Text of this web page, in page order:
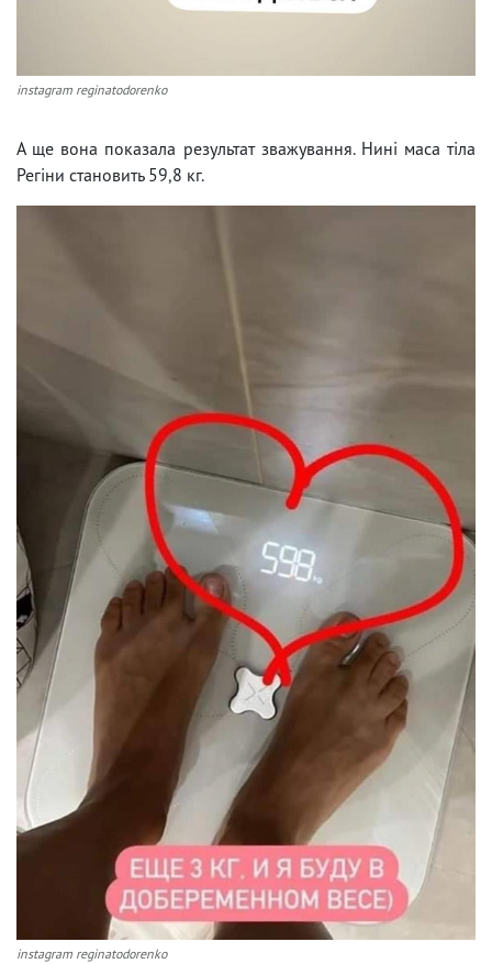
instagram reginatodorenko
А ще вона показала результат зважування. Нині маса тіла
Регіни становить 59,8 кг.
instagram reginatodorenko